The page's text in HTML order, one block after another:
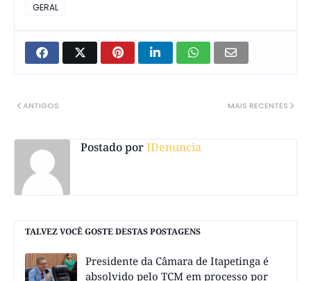
GERAL
MAIS RECENTES
ANTIGOS
Postado porIDenuncia
TALVEZ VOCÊ GOSTE DESTAS POSTAGENS
Presidente da Câmara de Itapetinga é
absolvido pelo TCM em processo por